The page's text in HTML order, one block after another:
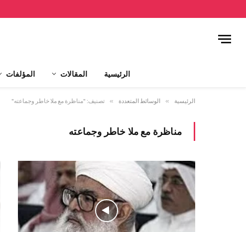
الرئيسية المقالات المؤلفات
الرئيسية » الوسائط المتعددة » تصنيف: "مناظرة مع ملا خاطر وجماعته"
مناظرة مع ملا خاطر وجماعته